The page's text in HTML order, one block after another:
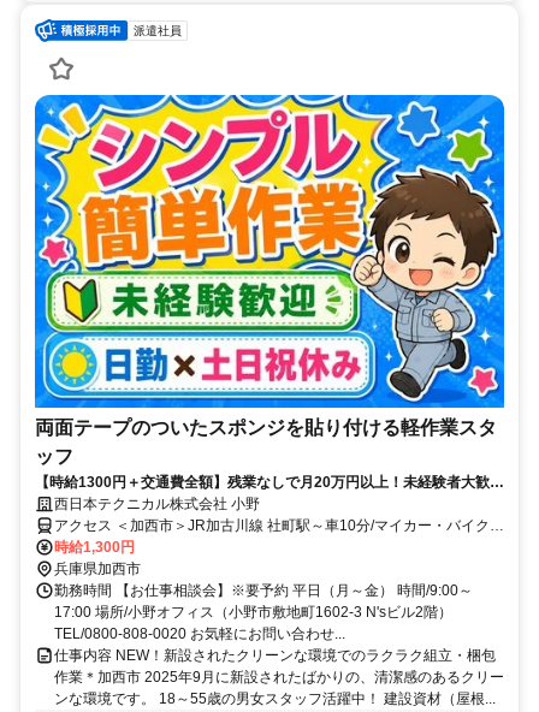
派遣社員
両面テープのついたスポンジを貼り付ける軽作業スタ
ッフ
【時給1300円＋交通費全額】残業なしで月20万円以上！未経験者大歓
迎！土日祝休みです！
西日本テクニカル株式会社 小野
アクセス ＜加西市＞JR加古川線 社町駅～車10分/マイカー・バイク通
勤OK
時給1,300円
兵庫県加西市
勤務時間 【お仕事相談会】※要予約 平日（月～金） 時間/9:00～
17:00 場所/小野オフィス（小野市敷地町1602-3 N'sビル2階）
TEL/0800-808-0020 お気軽にお問い合わせ...
仕事内容 NEW！新設されたクリーンな環境でのラクラク組立・梱包
作業＊加西市 2025年9月に新設されたばかりの、清潔感のあるクリー
ンな環境です。 18～55歳の男女スタッフ活躍中！ 建設資材（屋根...